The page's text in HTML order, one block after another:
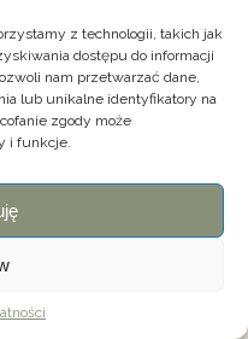
z technologii, takich jak
dostępu do informacji
nam przetwarzać dane,
lub unikalne identyfikatory na
zgody może
i funkcje.